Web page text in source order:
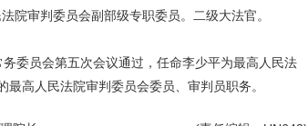
院审判委员会副部级专职委员。二级大法官。
员会第五次会议通过，任命李少平为最高人民法
高人民法院审判委员会委员、审判员职务。